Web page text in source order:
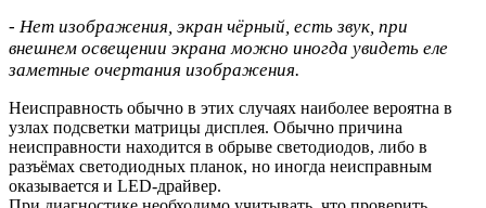
- Нет изображения, экран чёрный, есть звук, при
внешнем освещении экрана можно иногда увидеть еле
заметные очертания изображения.
Неисправность обычно в этих случаях наиболее вероятна в
узлах подсветки матрицы дисплея. Обычно причина
неисправности находится в обрыве светодиодов, либо в
разъёмах светодиодных планок, но иногда неисправным
оказывается и LED-драйвер.